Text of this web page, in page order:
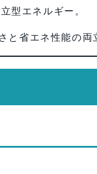
型エネルギー。
と省エネ性能の両